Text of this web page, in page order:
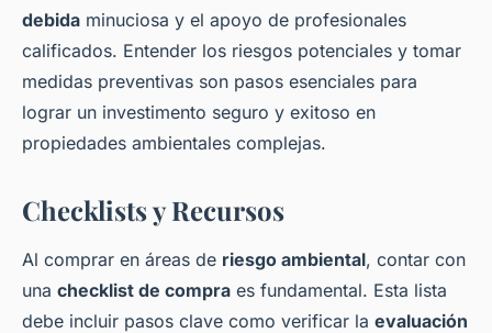
debida minuciosa y el apoyo de profesionales
calificados. Entender los riesgos potenciales y tomar
medidas preventivas son pasos esenciales para
lograr un investimento seguro y exitoso en
propiedades ambientales complejas.
Checklists y Recursos
Al comprar en áreas de riesgo ambiental, contar con
una checklist de compra es fundamental. Esta lista
debe incluir pasos clave como verificar la evaluación